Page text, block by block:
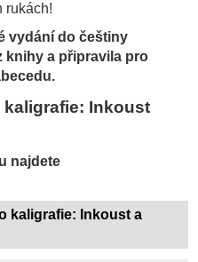
rukách!
vydání do češtiny
knihy a připravila pro
Inkoust
najdete
kaligrafie: Inkoust a